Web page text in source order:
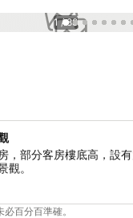
1 / 88
，部分客房樓底高，設有
觀。
百分百準確。